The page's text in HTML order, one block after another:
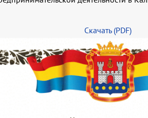
Скачать (PDF)